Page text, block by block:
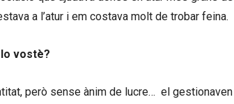
a l’atur i em costava molt de trobar feina.
vostè?
però sense ànim de lucre… el